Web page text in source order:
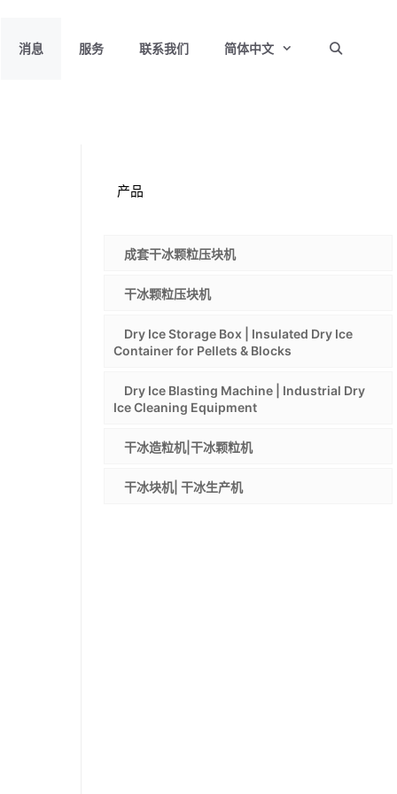
消息 服务 联系我们 简体中文
产品
成套干冰颗粒压块机
干冰颗粒压块机
Dry Ice Storage Box | Insulated Dry Ice
Container for Pellets & Blocks
Dry Ice Blasting Machine | Industrial Dry
Ice Cleaning Equipment
干冰造粒机|干冰颗粒机
干冰块机| 干冰生产机